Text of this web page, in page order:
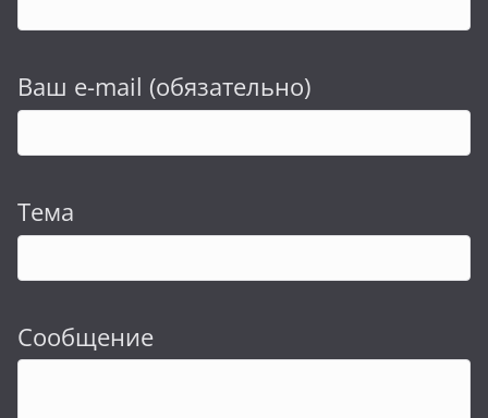
Ваш e-mail (обязательно)
Тема
Сообщение